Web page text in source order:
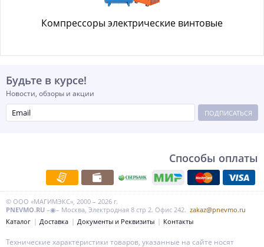
Компрессоры электрические винтовые
Будьте в курсе!
Новости, обзоры и акции
ПОДПИСАТЬСЯ
Способы оплаты
© ООО «МАГИМЭКС», 2000 – 2026 г.
PNEVMO.RU –◉– Москва, Электродная 8 стр 2. Офис 242. zakaz@pnevmo.ru
Каталог
Доставка Документы и Реквизиты Контакты
Технические характеристики товаров, указанные на сайте носят